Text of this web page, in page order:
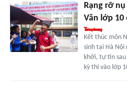
Rạng rỡ
Văn lớp 10
Kết thúc môn
sinh tại Hà
khởi, tự tin
kỳ thi vào lớp